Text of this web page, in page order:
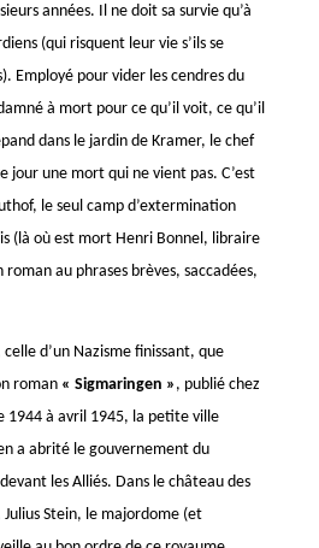
années. Il ne doit sa survie qu’à
(qui risquent leur vie s’ils se
Employé pour vider les cendres du
à mort pour ce qu’il voit, ce qu’il
dans le jardin de Kramer, le chef
jour une mort qui ne vient pas. C’est
le seul camp d’extermination
(là où est mort Henri Bonnel, libraire
au phrases brèves, saccadées,
d’un Nazisme finissant, que
roman « Sigmaringen » , publié chez
1944 à avril 1945, la petite ville
a abrité le gouvernement du
les Alliés. Dans le château des
Stein, le majordome (et